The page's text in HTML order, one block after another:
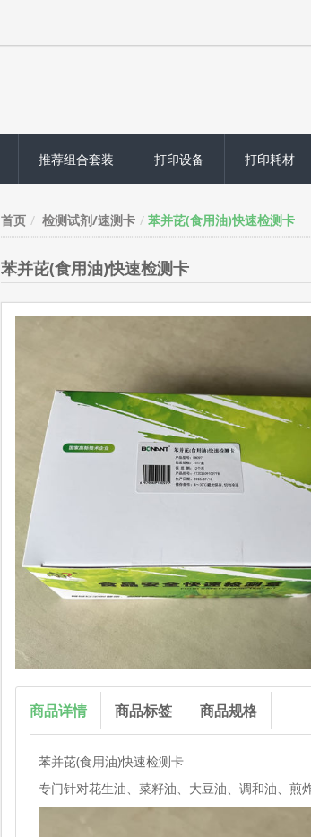
推荐组合套装 打印设备 打印耗材
首页 检测试剂/速测卡 苯并芘(食用油)快速检测卡
苯并芘(食用油)快速检测卡
商品详情 商品标签 商品规格
苯并芘(食用油)快速检测卡
专门针对花生油、菜籽油、大豆油、调和油、煎